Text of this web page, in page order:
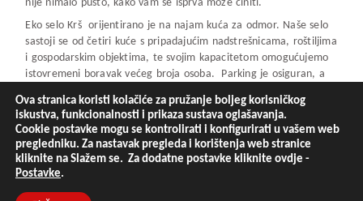
nije nimalo pusto, kako vam se isprva može činiti.
Eko selo Krš orijentirano je na najam kuća za odmor. Naše selo
sastoji se od četiri kuće s pripadajućim nadstrešnicama, roštiljima
i gospodarskim objektima, te svojim kapacitetom omogućujemo
istovremeni boravak većeg broja osoba. Parking je osiguran, a
osvajaju dječja srca, a Vama pružaju mir i odmor” ističu čelni
ljudi ovog eko sela ponosni na sve ono što su napravili u
proteklom periodu.
Ovakvih sela kao što je Krš jako puno je u Lici,ali i u svim drugim
dijelovima Hrvatske,a ovi ljudi iz Perušića dokazali su da se
upornim radom mogu pokrenuti i stvari koji su do tada možda
Ova stranica koristi kolačiće za pružanje boljeg korisničkog
iskustva, funkcionalnosti i prikaza sustava oglašavanja.
Cookie postavke mogu se kontrolirati i konfigurirati u vašem web
pregledniku. Za nastavak pregleda i korištenja web stranice
kliknite na Slažem se. Za dodatne postavke kliknite ovdje -
Postavke.